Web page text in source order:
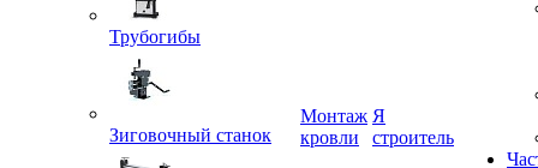
Трубогибы
Зиговочный станок
Монтаж
кровли
Я
строитель